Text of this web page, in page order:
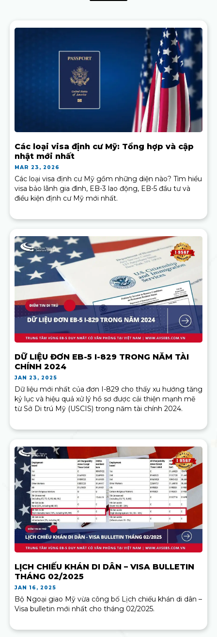
Các loại visa định cư Mỹ: Tổng hợp và cập
nhật mới nhất
MAR 23, 2026
Các loại visa định cư Mỹ gồm những diện nào? Tìm hiểu
visa bảo lãnh gia đình, EB-3 lao động, EB-5 đầu tư và
điều kiện định cư Mỹ mới nhất.
DỮ LIỆU ĐƠN EB-5 I-829 TRONG NĂM TÀI
CHÍNH 2024
JAN 23, 2025
Dữ liệu mới nhất của đơn I-829 cho thấy xu hướng tăng
kỷ lục và hiệu quả xử lý hồ sơ được cải thiện mạnh mẽ
từ Sở Di trú Mỹ (USCIS) trong năm tài chính 2024.
LỊCH CHIẾU KHÁN DI DÂN – VISA BULLETIN
THÁNG 02/2025
JAN 16, 2025
Bộ Ngoại giao Mỹ vừa công bố Lịch chiếu khán di dân –
Visa bulletin mới nhất cho tháng 02/2025.